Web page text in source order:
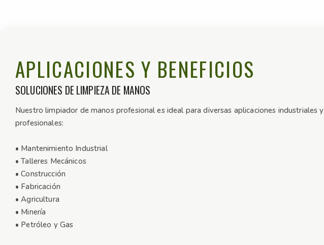
APLICACIONES Y BENEFICIOS
SOLUCIONES DE LIMPIEZA DE MANOS
Nuestro limpiador de manos profesional es ideal para diversas aplicaciones industriales y
profesionales:
• Mantenimiento Industrial
• Talleres Mecánicos
• Construcción
• Fabricación
• Agricultura
• Minería
• Petróleo y Gas